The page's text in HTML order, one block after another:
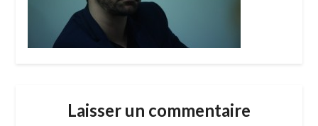
Laisser un commentaire